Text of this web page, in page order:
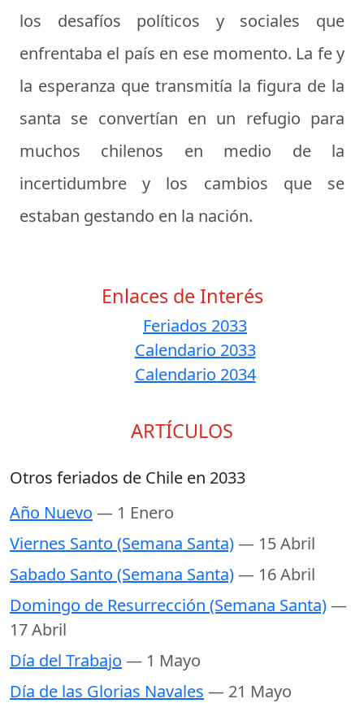
los desafíos políticos y sociales que
enfrentaba el país en ese momento. La fe y
la esperanza que transmitía la figura de la
santa se convertían en un refugio para
muchos chilenos en medio de la
incertidumbre y los cambios que se
estaban gestando en la nación.
Enlaces de Interés
Feriados 2033
Calendario 2033
Calendario 2034
ARTÍCULOS
Otros feriados de Chile en 2033
Año Nuevo — 1 Enero
Viernes Santo (Semana Santa)— 15 Abril
Sabado Santo (Semana Santa)— 16 Abril
Domingo de Resurrección (Semana Santa)—
17 Abril
Día del Trabajo — 1 Mayo
Día de las Glorias Navales — 21 Mayo